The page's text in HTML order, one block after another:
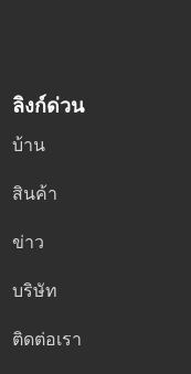
ลิงก์ด่วน
บ้าน
สินค้า
ข่าว
บริษัท
ติดต่อเรา